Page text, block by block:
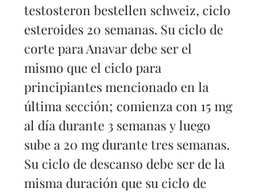
testosteron bestellen schweiz, ciclo
esteroides 20 semanas. Su ciclo de
corte para Anavar debe ser el
mismo que el ciclo para
principiantes mencionado en la
última sección; comienza con 15 mg
al día durante 3 semanas y luego
sube a 20 mg durante tres semanas.
Su ciclo de descanso debe ser de la
misma duración que su ciclo de